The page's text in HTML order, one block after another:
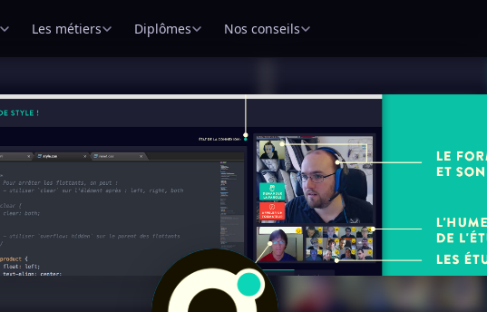
Les métiers Diplômes Nos conseils